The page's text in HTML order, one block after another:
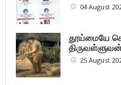
04 August
தூய்மையே
25 August